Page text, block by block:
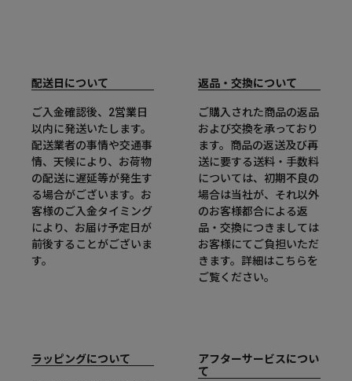
配送日について
ご入金確認後、2営業日
以内に発送いたします。
配送業者の事情や交通事
情、天候により、お荷物
の配送に遅延等が発生す
る場合がございます。お
客様のご入金タイミング
により、お届け予定日が
前後することがございま
す。
返品・交換について
ご購入された商品の返品
および交換を承っており
ます。商品の返送及び再
送に要する送料・手数料
については、初期不良の
場合は当社が、それ以外
のお客様都合による返
品・交換につきましては
お客様にてご負担いただ
きます。詳細はこちらを
ご覧ください。
ラッピングについて
アフターサービスについ
て